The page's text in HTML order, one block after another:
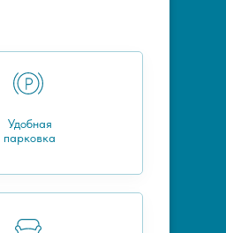
Удобная
парковка